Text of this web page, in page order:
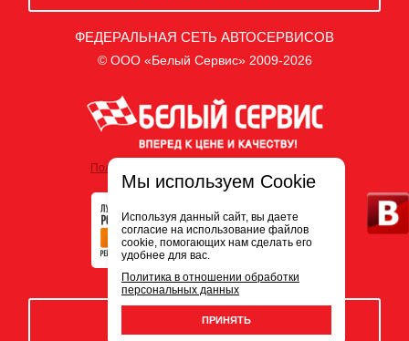
ФЕДЕРАЛЬНАЯ СЕТЬ АВТОСЕРВИСОВ
© ООО «Белый Сервис» 2009-2026
Политика обработки персональных данных
ЗАПИСЬ НА СЕРВИС
Мы используем Cookie
Используя данный сайт, вы даете
согласие на использование файлов
cookie, помогающих нам сделать его
удобнее для вас.
Политика в отношении обработки
персональных данных
ПРИНЯТЬ